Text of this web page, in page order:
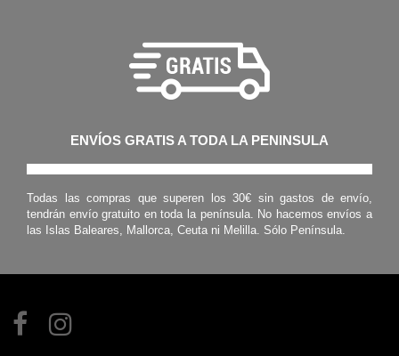
ENVÍOS GRATIS A TODA LA PENINSULA
Todas las compras que superen los 30€ sin gastos de envío,
tendrán envío gratuito en toda la península. No hacemos envíos a
las Islas Baleares, Mallorca, Ceuta ni Melilla. Sólo Península.